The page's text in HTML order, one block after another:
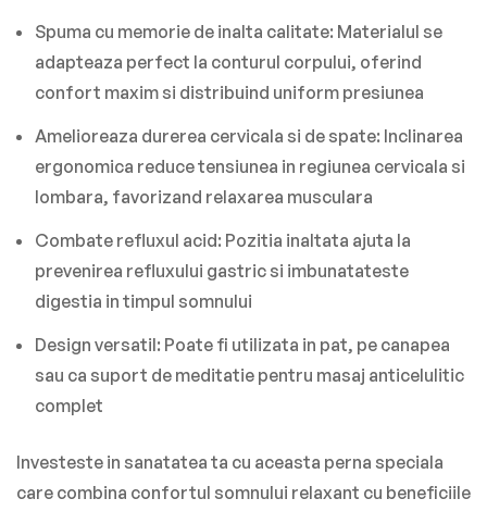
Spuma cu memorie de inalta calitate: Materialul se
adapteaza perfect la conturul corpului, oferind
confort maxim si distribuind uniform presiunea
Amelioreaza durerea cervicala si de spate: Inclinarea
ergonomica reduce tensiunea in regiunea cervicala si
lombara, favorizand relaxarea musculara
Combate refluxul acid: Pozitia inaltata ajuta la
prevenirea refluxului gastric si imbunatateste
digestia in timpul somnului
Design versatil: Poate fi utilizata in pat, pe canapea
sau ca suport de meditatie pentru masaj anticelulitic
complet
Investeste in sanatatea ta cu aceasta perna speciala
care combina confortul somnului relaxant cu beneficiile